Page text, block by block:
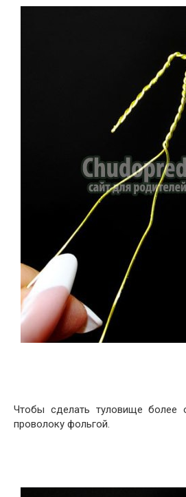
Чтобы сделать туловище более
проволоку фольгой.